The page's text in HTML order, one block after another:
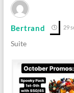
Bertrand 29
Suite